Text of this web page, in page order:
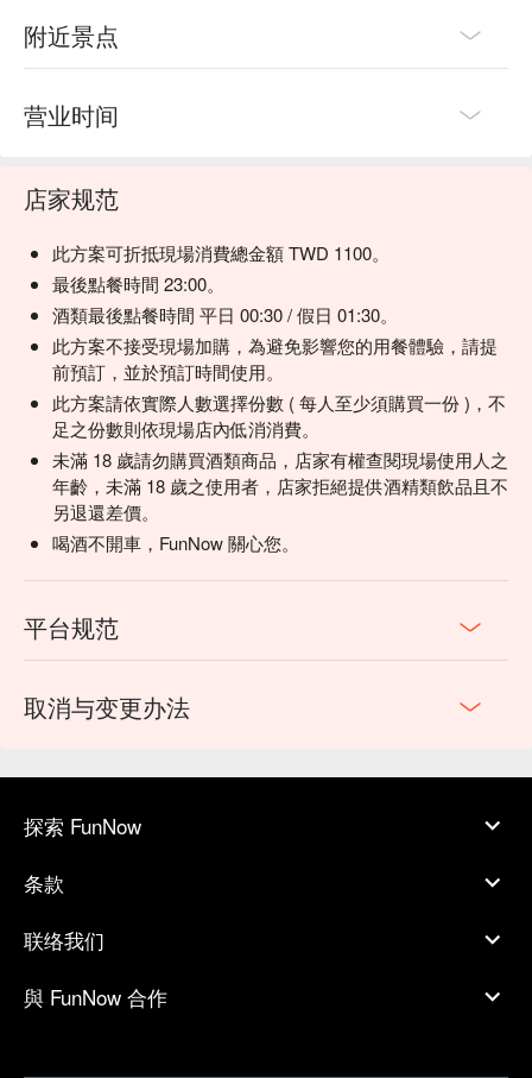
💡 FunNow 懂吃笔记：本推荐由 AI 汇整网络热门口碑。（贴
康）
附近景点
营业时间
店家规范
此方案可折抵現場消費總金額 TWD 1100。
最後點餐時間 23:00。
酒類最後點餐時間 平日 00:30 / 假日 01:30。
此方案不接受現場加購，為避免影響您的用餐體驗，請提
前預訂，並於預訂時間使用。
此方案請依實際人數選擇份數 ( 每人至少須購買一份 )，不
足之份數則依現場店內低消消費。
未滿 18 歲請勿購買酒類商品，店家有權查閱現場使用人之
年齡，未滿 18 歲之使用者，店家拒絕提供酒精類飲品且不
另退還差價。
喝酒不開車，FunNow 關心您。
平台规范
取消与变更办法
探索 FunNow
条款
联络我们
與 FunNow 合作